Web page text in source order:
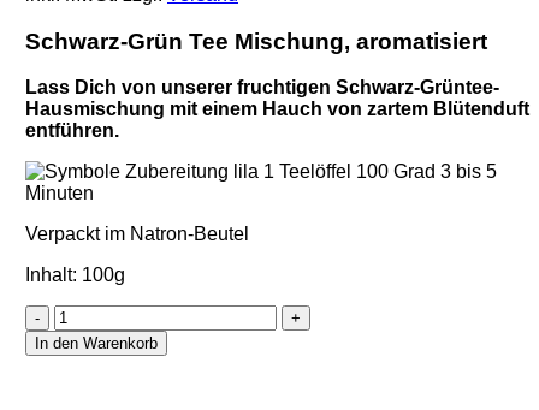
Schwarz-Grün Tee Mischung, aromatisiert
Lass Dich von unserer fruchtigen Schwarz-Grüntee-
Hausmischung mit einem Hauch von zartem Blütenduft
entführen.
Verpackt im Natron-Beutel
Inhalt: 100g
TeaLaVie
Black
(Refill)
In den Warenkorb